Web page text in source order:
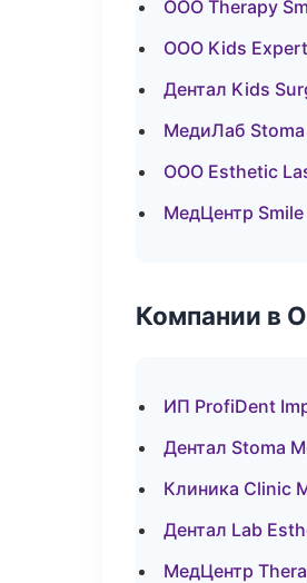
ООО Therapy
ООО Kids
Дентал Kids
МедиЛаб
ООО Esthetic
МедЦентр
Компании в
ИП ProfiDent
Дентал Stoma
Клиника Clinic
Дентал Lab
МедЦентр